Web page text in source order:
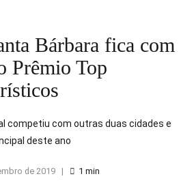
Bárbara fica com
Prêmio Top
competiu com outras duas cidades e
deste ano
de 2019 1 min